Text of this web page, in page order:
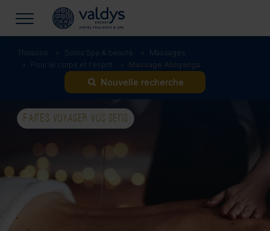
Thalasso Soins Spa & beauté
Massages
Pour le corps et l'esprit
Massage Abhyanga
Nouvelle recherche
FAITES VOYAGER VOS SENS